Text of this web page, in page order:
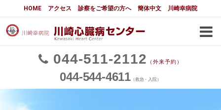
HOME アクセス 診察をご希望の方へ 簡体中文 川崎幸病院
044 511 2112 （外来予約）
044 544 4611 （救急・入院）
川崎幸病院川崎心臓病センター
川崎心臓病センターについて